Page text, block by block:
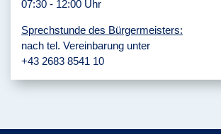
07:30 - 12:00 Uhr
Sprechstunde des Bürgermeisters:
nach tel. Vereinbarung unter
+43 2683 8541 10